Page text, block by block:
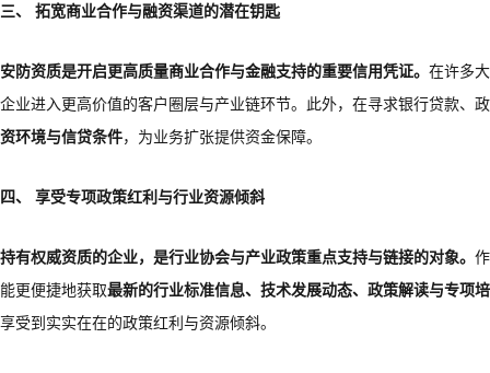
三、 拓宽商业合作与融资渠道的潜在钥匙
安防资质是开启更高质量商业合作与金融支持的重要信用凭证。 在许多
企业进入更高价值的客户圈层与产业链环节。此外，在寻求银行贷款、
资环境与信贷条件，为业务扩张提供资金保障。
四、 享受专项政策红利与行业资源倾斜
持有权威资质的企业，是行业协会与产业政策重点支持与链接的对象。
能更便捷地获取最新的行业标准信息、技术发展动态、政策解读与专项
享受到实实在在的政策红利与资源倾斜。